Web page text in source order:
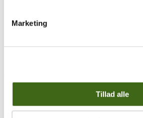
Marketing
Tillad alle
Vedtægter
Om brug af siden
Ordre historik(kræver konto)